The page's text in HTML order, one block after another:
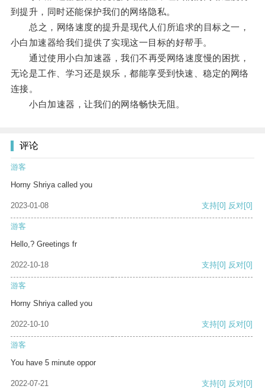
到提升，同时还能保护我们的网络隐私。
总之，网络速度的提升是现代人们所追求的目标之一，
小白加速器给我们提供了实现这一目标的好帮手。
通过使用小白加速器，我们不再受网络速度慢的困扰，
无论是工作、学习还是娱乐，都能享受到快速、稳定的网络
连接。
小白加速器，让我们的网络畅快无阻。
评论
游客
Horny Shriya called you
2023-01-08 支持[0] 反对[0]
游客
Hello,? Greetings fr
2022-10-18 支持[0] 反对[0]
游客
Horny Shriya called you
2022-10-10 支持[0] 反对[0]
游客
You have 5 minute oppor
2022-07-21 支持[0] 反对[0]